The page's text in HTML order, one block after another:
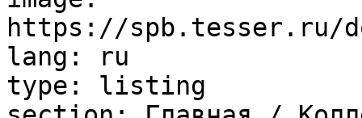
https://spb.tesser.ru/
lang: ru
type: listing